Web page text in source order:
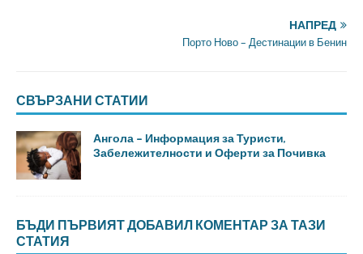
НАПРЕД
Порто Ново – Дестинации в Бенин
СВЪРЗАНИ СТАТИИ
Ангола – Информация за Туристи,
Забележителности и Оферти за Почивка
БЪДИ ПЪРВИЯТ ДОБАВИЛ КОМЕНТАР ЗА ТАЗИ
СТАТИЯ